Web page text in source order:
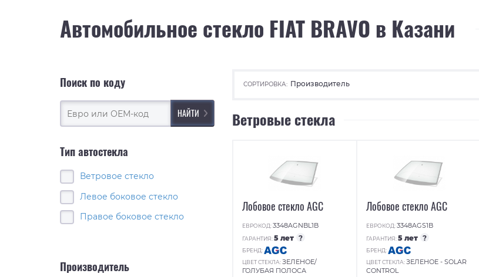
Автомобильное стекло FIAT BRAVO в Казани
Поиск по коду
Тип автостекла
Ветровое стекло
Левое боковое стекло
Правое боковое стекло
Производитель
СОРТИРОВКА: Производитель
Ветровые стекла
Лобовое стекло AGC
ЕВРОКОД:3348AGNBL1B
ГАРАНТИЯ:5 лет ?
БРЕНД:
ЦВЕТ СТЕКЛА:ЗЕЛЕНОЕ/
ГОЛУБАЯ ПОЛОСА
Лобовое стекло AGC
ЕВРОКОД:3348AGS1B
ГАРАНТИЯ:5 лет ?
БРЕНД:
ЦВЕТ СТЕКЛА:ЗЕЛЕНОЕ - SOLAR
CONTROL